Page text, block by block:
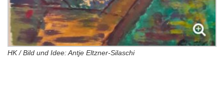
HK / Bild und Idee: Antje Eltzner-Silaschi